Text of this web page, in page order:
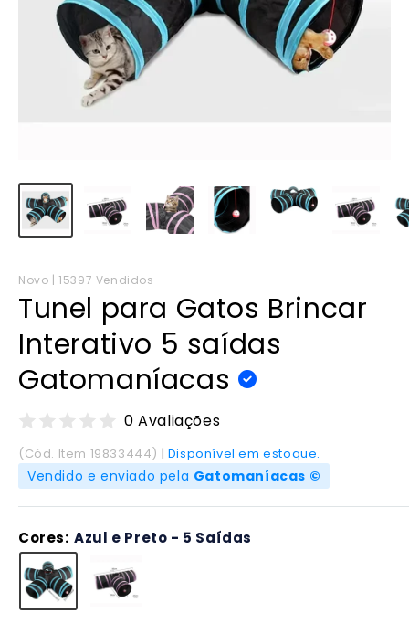
Novo | 15397 Vendidos
Tunel para Gatos Brincar
Interativo 5 saídas
Gatomaníacas
0 Avaliações
(Cód. Item 19833444) | Disponível em estoque.
Vendido e enviado pela Gatomaníacas ©
Cores: Azul e Preto - 5 Saídas